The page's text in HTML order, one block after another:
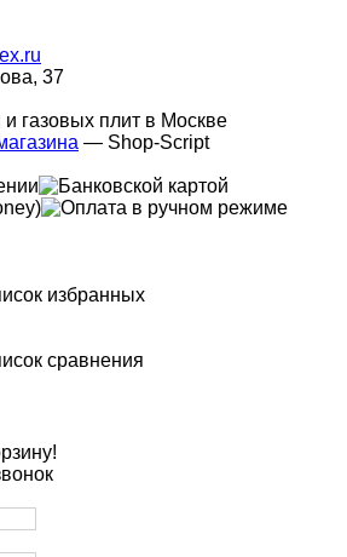
37
газовых плит в Москве
— Shop-Script
избранных
сравнения